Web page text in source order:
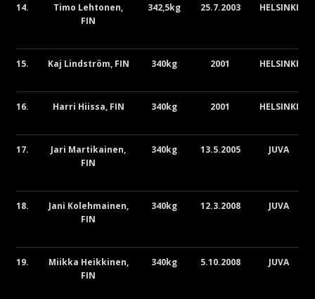
14.
Timo Lehtonen,
FIN
342,5kg 25.7.2003 HELSINKI
15. Kaj Lindström, FIN 340kg 2001 HELSINKI
16. Harri Hiissa, FIN 340kg 2001 HELSINKI
17.
Jari Martikainen,
FIN
340kg 13.5.2005 JUVA
18.
Jani Kolehmainen,
FIN
340kg 12.3.2008 JUVA
19.
Miikka Heikkinen,
FIN
340kg 5.10.2008 JUVA